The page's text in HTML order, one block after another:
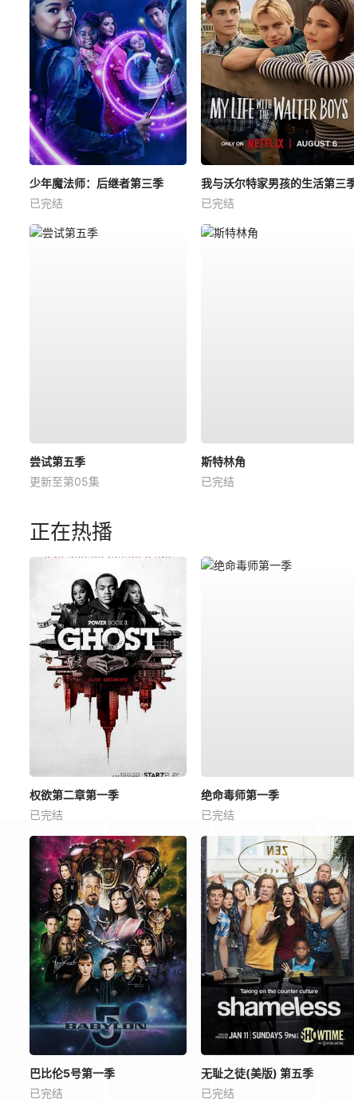
少年魔法师：后继者第三季
已完结
我与沃尔特家男孩的生活第三
已完结
尝试第五季
更新至第05集
斯特林角
已完结
正在热播
权欲第二章第一季
已完结
绝命毒师第一季
已完结
巴比伦5号第一季
已完结
无耻之徒(美版) 第五季
已完结